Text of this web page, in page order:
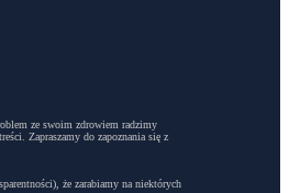
ze swoim zdrowiem radzimy
Zapraszamy do zapoznania się z
że zarabiamy na niektórych